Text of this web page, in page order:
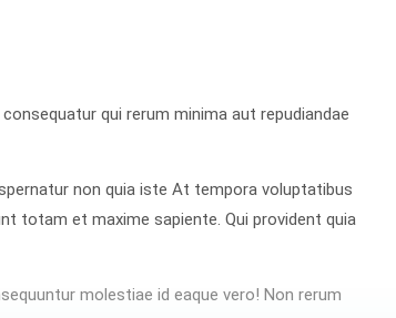
qui rerum minima aut repudiandae
non quia iste At tempora voluptatibus
totam et maxime sapiente. Qui provident quia
molestiae id eaque vero! Non rerum